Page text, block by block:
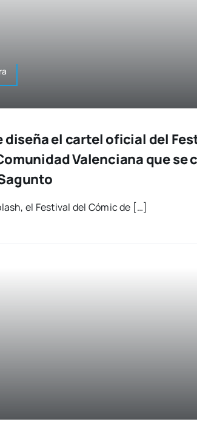
diseña el cartel oficial del
Valenciana que se
el Fes­ti­val del Cómic de […]